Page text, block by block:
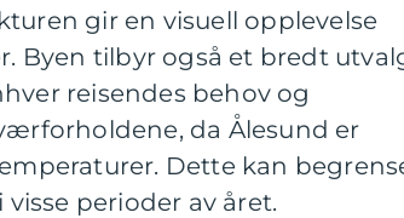
gir en visuell opplevelse
Byen tilbyr også et bredt
reisendes behov og
da Ålesund er
Dette kan
perioder av året.